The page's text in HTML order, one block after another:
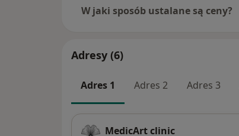
W jaki sposób ustalane są ceny?
Adresy (6)
Adres 1 Adres 2 Adres 3
MedicArt clinic